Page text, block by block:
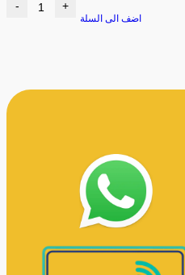
- +
اضف الى السلة